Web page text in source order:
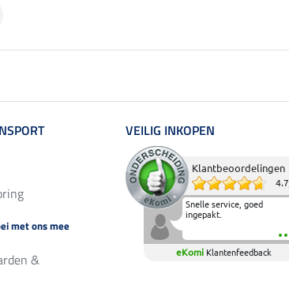
met ons mee
&
VEILIG INKOPEN
Klantbeoordelingen
4.7
Snelle service, goed
ingepakt.
eKomi Klantenfeedback